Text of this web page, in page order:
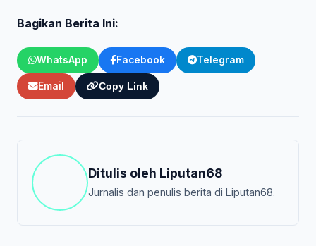
Bagikan Berita Ini:
WhatsApp Facebook Telegram
Email Copy Link
Ditulis oleh Liputan68
Jurnalis dan penulis berita di Liputan68.